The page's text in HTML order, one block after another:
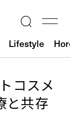
Lifestyle
コスメ
と共存